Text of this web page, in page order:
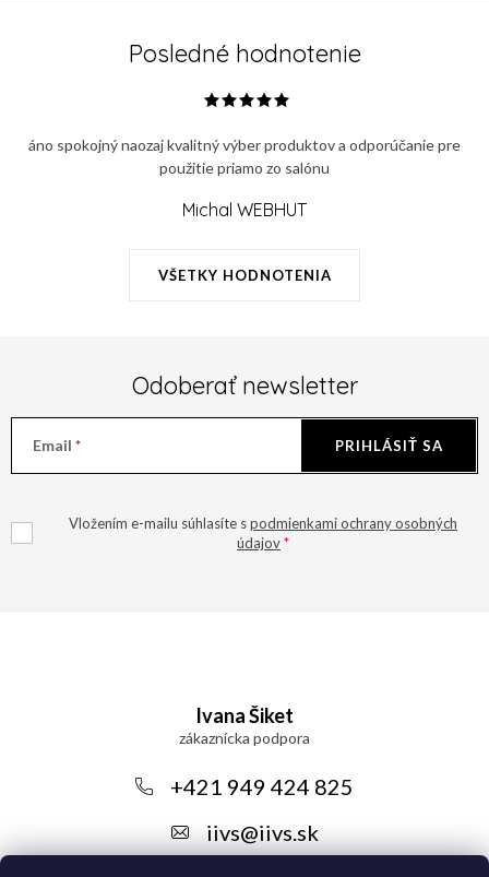
Posledné hodnotenie
VŠETKY HODNOTENIA
áno spokojný naozaj kvalitný výber produktov a odporúčanie pre
použitie priamo zo salónu
Michal WEBHUT
Odoberať newsletter
Email
Vložením e-mailu súhlasíte spodmienkami ochrany osobných
údajov
PRIHLÁSIŤ SA
i
Ivana Šiket
+421 949 424 825
iivs@iivs.sk